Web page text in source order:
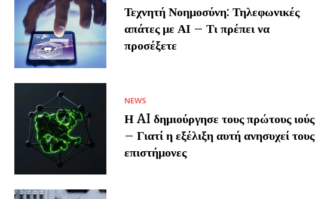
Τεχνητή Νοημοσύνη: Τηλεφωνικές
απάτες με ΑΙ – Τι πρέπει να
προσέξετε
NEWS
Η AI δημιούργησε τους πρώτους ιούς
– Γιατί η εξέλιξη αυτή ανησυχεί τους
επιστήμονες